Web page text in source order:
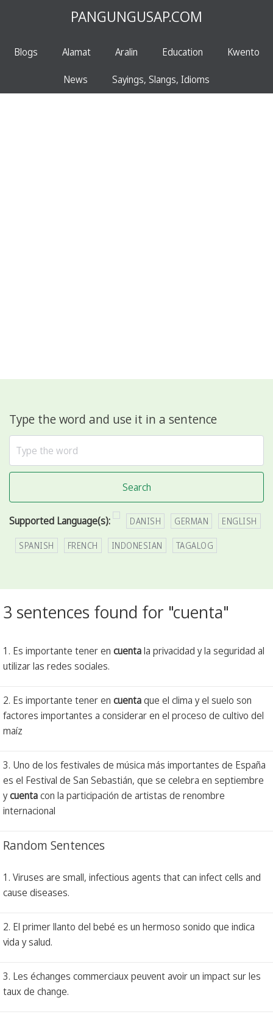
PANGUNGUSAP.COM
Blogs Alamat Aralin Education Kwento
News Sayings, Slangs, Idioms
Type the word and use it in a sentence
Search
Supported Language(s): DANISH GERMAN ENGLISH
SPANISH FRENCH INDONESIAN TAGALOG
3 sentences found for "cuenta"
1. Es importante tener en cuentala privacidad y la seguridad al
utilizar las redes sociales.
2. Es importante tener en cuentaque el clima y el suelo son
factores importantes a considerar en el proceso de cultivo del
maíz
3. Uno de los festivales de música más importantes de España
es el Festival de San Sebastián, que se celebra en septiembre
ycuentacon la participación de artistas de renombre
internacional
Random Sentences
1. Viruses are small, infectious agents that can infect cells and
cause diseases.
2. El primer llanto del bebé es un hermoso sonido que indica
vida y salud.
3. Les échanges commerciaux peuvent avoir un impact sur les
taux de change.